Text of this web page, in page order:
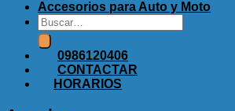
Accesorios para Auto y Moto
Buscar
por:
0986120406
CONTACTAR
HORARIOS